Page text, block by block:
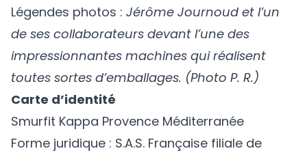
Légendes photos : Jérôme Journoud et l’un
de ses collaborateurs devant l’une des
impressionnantes machines qui réalisent
toutes sortes d’emballages. (Photo P. R.)
Carte d’identité
Smurfit Kappa Provence Méditerranée
Forme juridique : S.A.S. Française filiale de